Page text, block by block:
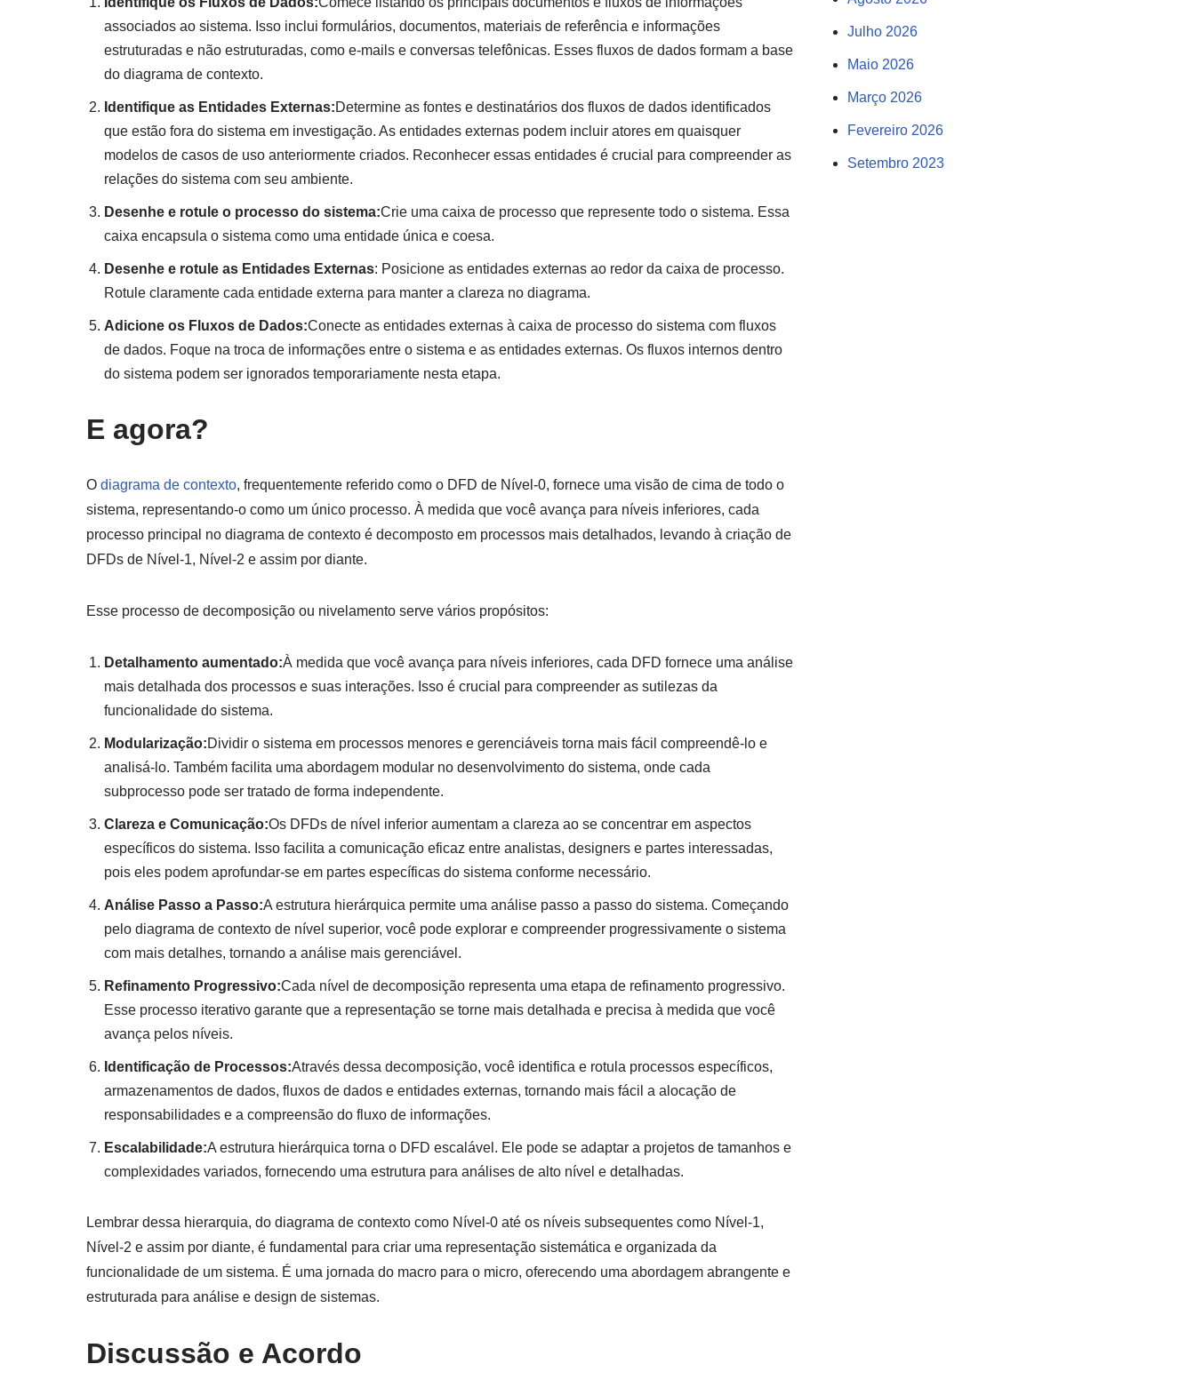
associados ao sistema. Isso inclui formulários, documentos, materiais de referência e informações
estruturadas e não estruturadas, como e-mails e conversas telefônicas. Esses fluxos de dados formam a base
do diagrama de contexto.
Identifique as Entidades Externas:Determine as fontes e destinatários dos fluxos de dados identificados
que estão fora do sistema em investigação. As entidades externas podem incluir atores em quaisquer
modelos de casos de uso anteriormente criados. Reconhecer essas entidades é crucial para compreender as
relações do sistema com seu ambiente.
Desenhe e rotule o processo do sistema:Crie uma caixa de processo que represente todo o sistema. Essa
caixa encapsula o sistema como uma entidade única e coesa.
Desenhe e rotule as Entidades Externas: Posicione as entidades externas ao redor da caixa de processo.
Rotule claramente cada entidade externa para manter a clareza no diagrama.
Adicione os Fluxos de Dados:Conecte as entidades externas à caixa de processo do sistema com fluxos
de dados. Foque na troca de informações entre o sistema e as entidades externas. Os fluxos internos dentro
do sistema podem ser ignorados temporariamente nesta etapa.
E agora?
O diagrama de contexto, frequentemente referido como o DFD de Nível-0, fornece uma visão de cima de todo o
sistema, representando-o como um único processo. À medida que você avança para níveis inferiores, cada
processo principal no diagrama de contexto é decomposto em processos mais detalhados, levando à criação de
DFDs de Nível-1, Nível-2 e assim por diante.
Esse processo de decomposição ou nivelamento serve vários propósitos:
Detalhamento aumentado:À medida que você avança para níveis inferiores, cada DFD fornece uma análise
mais detalhada dos processos e suas interações. Isso é crucial para compreender as sutilezas da
funcionalidade do sistema.
Modularização:Dividir o sistema em processos menores e gerenciáveis torna mais fácil compreendê-lo e
analisá-lo. Também facilita uma abordagem modular no desenvolvimento do sistema, onde cada
subprocesso pode ser tratado de forma independente.
Clareza e Comunicação:Os DFDs de nível inferior aumentam a clareza ao se concentrar em aspectos
específicos do sistema. Isso facilita a comunicação eficaz entre analistas, designers e partes interessadas,
pois eles podem aprofundar-se em partes específicas do sistema conforme necessário.
Análise Passo a Passo:A estrutura hierárquica permite uma análise passo a passo do sistema. Começando
pelo diagrama de contexto de nível superior, você pode explorar e compreender progressivamente o sistema
com mais detalhes, tornando a análise mais gerenciável.
Refinamento Progressivo:Cada nível de decomposição representa uma etapa de refinamento progressivo.
Esse processo iterativo garante que a representação se torne mais detalhada e precisa à medida que você
avança pelos níveis.
Identificação de Processos:Através dessa decomposição, você identifica e rotula processos específicos,
armazenamentos de dados, fluxos de dados e entidades externas, tornando mais fácil a alocação de
responsabilidades e a compreensão do fluxo de informações.
Escalabilidade:A estrutura hierárquica torna o DFD escalável. Ele pode se adaptar a projetos de tamanhos e
complexidades variados, fornecendo uma estrutura para análises de alto nível e detalhadas.
Lembrar dessa hierarquia, do diagrama de contexto como Nível-0 até os níveis subsequentes como Nível-1,
Nível-2 e assim por diante, é fundamental para criar uma representação sistemática e organizada da
funcionalidade de um sistema. É uma jornada do macro para o micro, oferecendo uma abordagem abrangente e
estruturada para análise e design de sistemas.
Discussão e Acordo
Julho 2026
Maio 2026
Março 2026
Fevereiro 2026
Setembro 2023